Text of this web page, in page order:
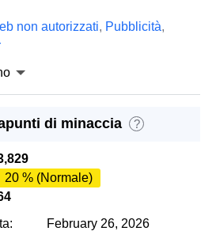
non autorizzati, Pubblicità,
di minaccia ?
20 % (Normale)
February 26, 2026